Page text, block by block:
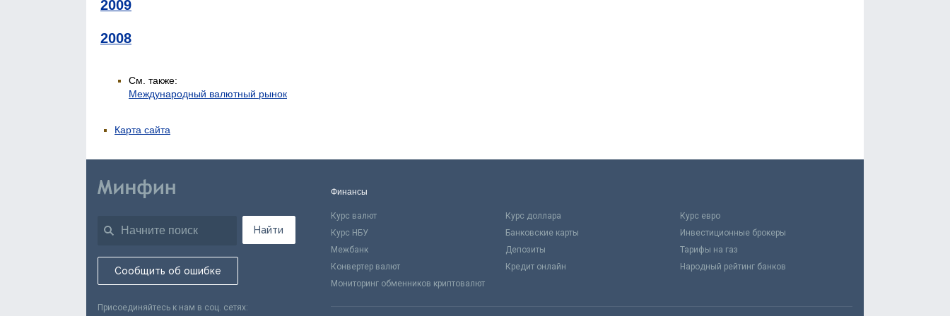
2009
2008
См. также:
Международный валютный рынок
Карта сайта
Найти
Сообщить об ошибке
Присоединяйтесь к нам в соц. сетях:
Финансы
Курс валют Курс доллара
Курс евро
Курс НБУ
Банковские карты
Инвестиционные брокеры
Межбанк
Депозиты
Тарифы на газ
Конвертер валют
Кредит онлайн
Народный рейтинг банков
Мониторинг обменников криптовалют